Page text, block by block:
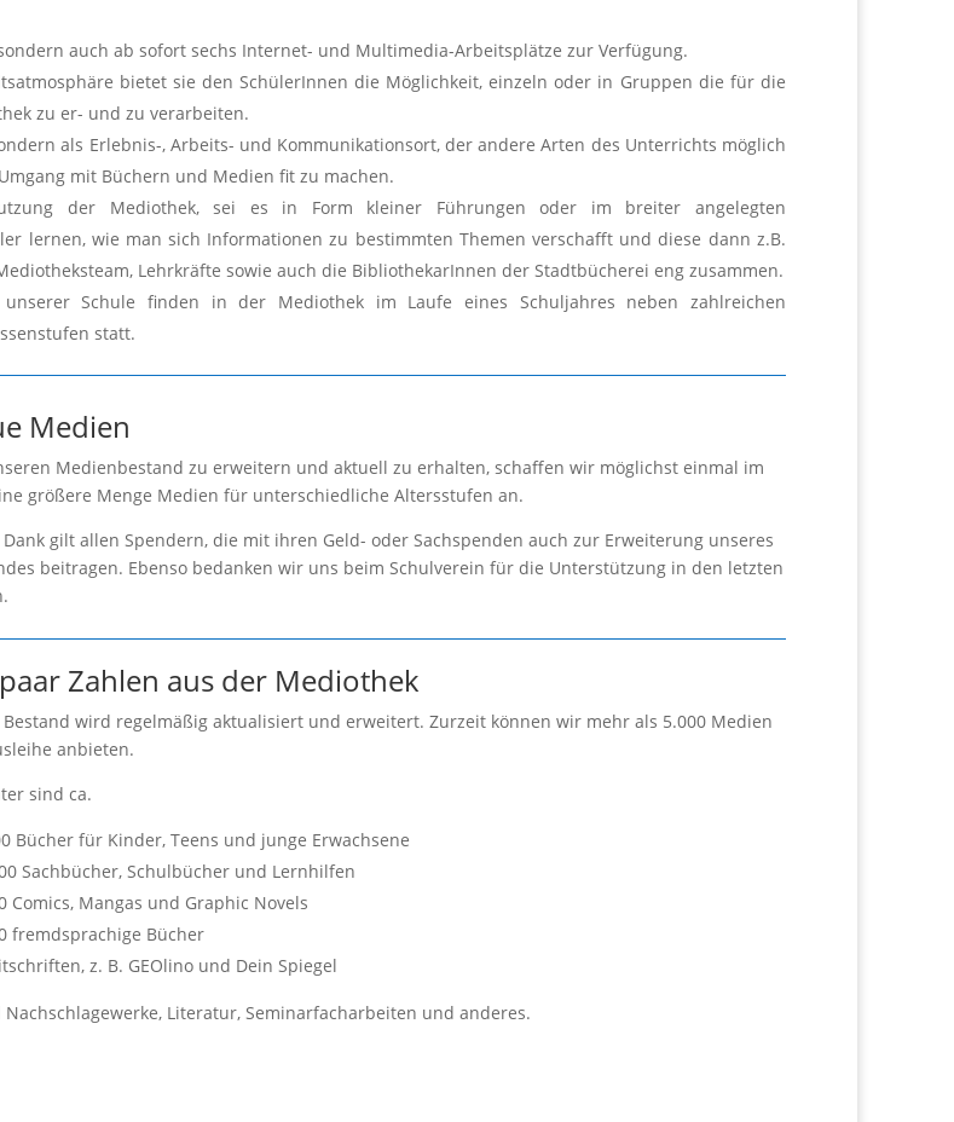
auch ab sofort sechs Internet- und Multimedia-Arbeitsplätze zur Verfügung.
bietet sie den SchülerInnen die Möglichkeit, einzeln oder in Gruppen die für die
zu er- und zu verarbeiten.
als Erlebnis-, Arbeits- und Kommunikationsort, der andere Arten des Unterrichts möglich
mit Büchern und Medien fit zu machen.
der Mediothek, sei es in Form kleiner Führungen oder im breiter angelegten
lernen, wie man sich Informationen zu bestimmten Themen verschafft und diese dann z.B.
Lehrkräfte sowie auch die BibliothekarInnen der Stadtbücherei eng zusammen.
Schule finden in der Mediothek im Laufe eines Schuljahres neben zahlreichen
statt.
Medien
Medienbestand zu erweitern und aktuell zu erhalten, schaffen wir möglichst einmal im
größere Menge Medien für unterschiedliche Altersstufen an.
Dank gilt allen Spendern, die mit ihren Geld- oder Sachspenden auch zur Erweiterung unseres
beitragen. Ebenso bedanken wir uns beim Schulverein für die Unterstützung in den letzten
Zahlen aus der Mediothek
Bestand wird regelmäßig aktualisiert und erweitert. Zurzeit können wir mehr als 5.000 Medien
anbieten.
sind ca.
Bücher für Kinder, Teens und junge Erwachsene
Sachbücher, Schulbücher und Lernhilfen
Comics, Mangas und Graphic Novels
fremdsprachige Bücher
z. B. GEOlino und Dein Spiegel
Literatur, Seminarfacharbeiten und anderes.